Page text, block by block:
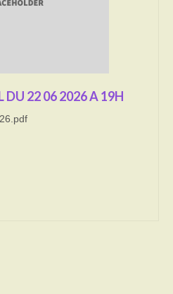
DU 22 06 2026 A 19H